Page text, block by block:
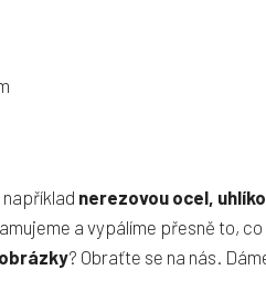
nerezovou ocel,
a vypálíme přesně to,
? Obraťte se na nás.